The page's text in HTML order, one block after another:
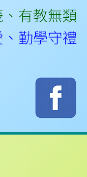
、 有教無類
、 勤學守禮